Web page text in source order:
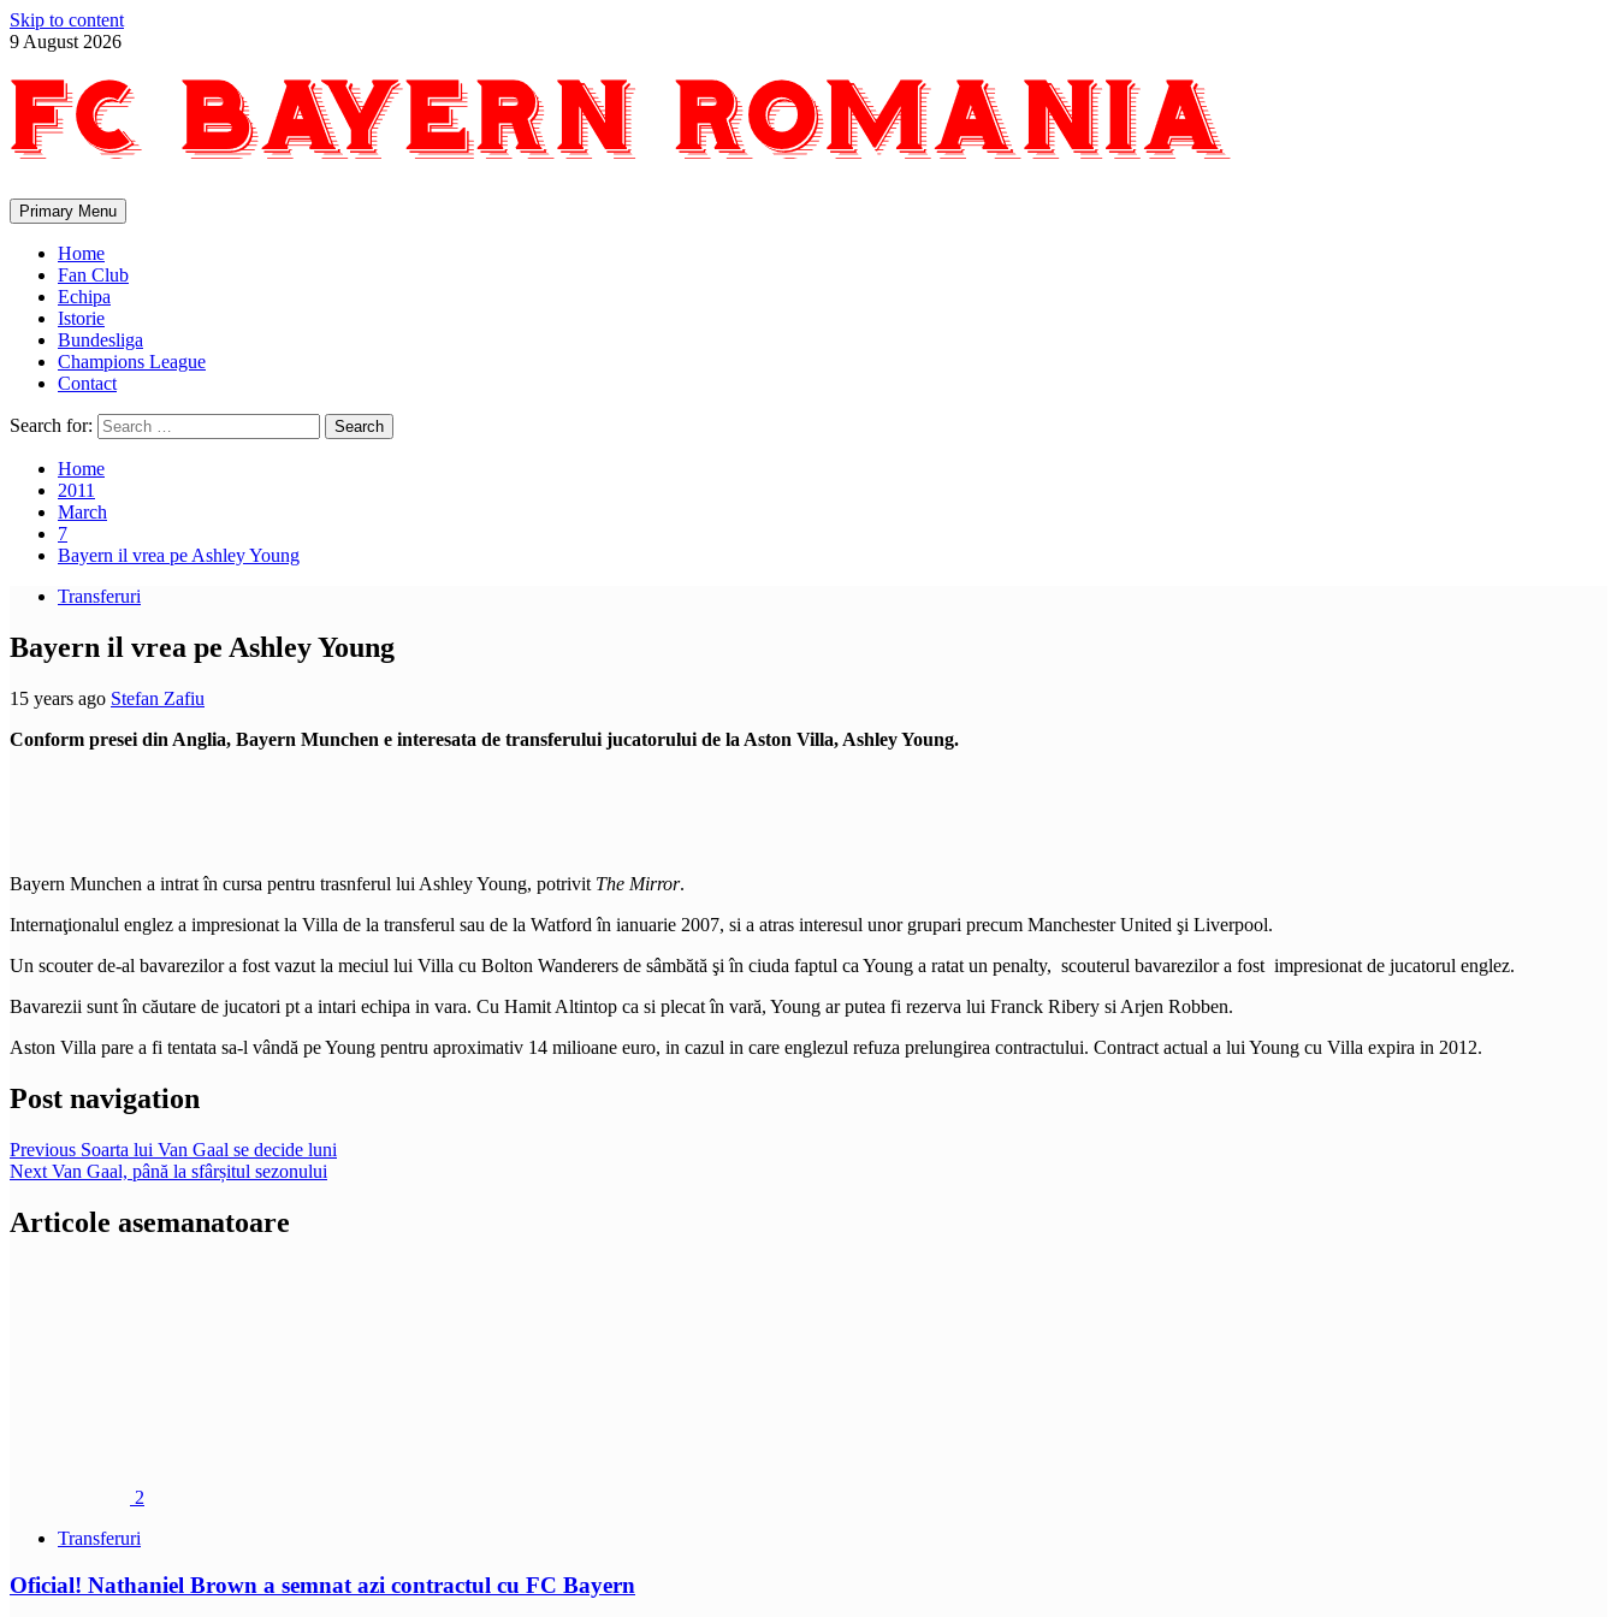
Skip to content
9 August 2026
Primary Menu
Home
Fan Club
Echipa
Istorie
Bundesliga
Champions League
Contact
Search for:
Home
2011
March
7
Bayern il vrea pe Ashley Young
Transferuri
Bayern il vrea pe Ashley Young
15 years ago Stefan Zafiu
Conform presei din Anglia, Bayern Munchen e interesata de transferului jucatorului de la Aston Villa, Ashley Young.
Bayern Munchen a intrat în cursa pentru trasnferul lui Ashley Young, potrivit The Mirror.
Internaţionalul englez a impresionat la Villa de la transferul sau de la Watford în ianuarie 2007, si a atras interesul unor grupari precum Manchester United şi Liverpool.
Un scouter de-al bavarezilor a fost vazut la meciul lui Villa cu Bolton Wanderers de sâmbătă şi în ciuda faptul ca Young a ratat un penalty, scouterul bavarezilor a fost impresionat de jucatorul englez.
Bavarezii sunt în căutare de jucatori pt a intari echipa in vara. Cu Hamit Altintop ca si plecat în vară, Young ar putea fi rezerva lui Franck Ribery si Arjen Robben.
Aston Villa pare a fi tentata sa-l vândă pe Young pentru aproximativ 14 milioane euro, in cazul in care englezul refuza prelungirea contractului. Contract actual a lui Young cu Villa expira in 2012.
Post navigation
Previous Soarta lui Van Gaal se decide luni
Next Van Gaal, până la sfârșitul sezonului
Articole asemanatoare
2
Transferuri
Oficial! Nathaniel Brown a semnat azi contractul cu FC Bayern